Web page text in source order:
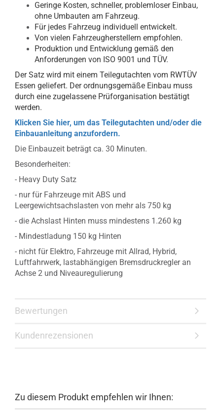
Geringe Kosten, schneller, problemloser Einbau,
ohne Umbauten am Fahrzeug.
Für jedes Fahrzeug individuell entwickelt.
Von vielen Fahrzeugherstellern empfohlen.
Produktion und Entwicklung gemäß den
Anforderungen von ISO 9001 und TÜV.
Der Satz wird mit einem Teilegutachten vom RWTÜV
Essen geliefert. Der ordnungsgemäße Einbau muss
durch eine zugelassene Prüforganisation bestätigt
werden.
Klicken Sie hier, um das Teilegutachten und/oder die
Einbauanleitung anzufordern.
Die Einbauzeit beträgt ca. 30 Minuten.
Besonderheiten:
- Heavy Duty Satz
- nur für Fahrzeuge mit ABS und
Leergewichtsachslasten von mehr als 750 kg
- die Achslast Hinten muss mindestens 1.260 kg
- Mindestladung 150 kg Hinten
- nicht für Elektro, Fahrzeuge mit Allrad, Hybrid,
Luftfahrwerk, lastabhängigen Bremsdruckregler an
Achse 2 und Niveauregulierung
Bewertungen
Kundenrezensionen
Zu diesem Produkt empfehlen wir Ihnen: